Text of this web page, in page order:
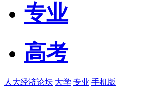
专业
高考
人大经济论坛 大学 专业 手机版